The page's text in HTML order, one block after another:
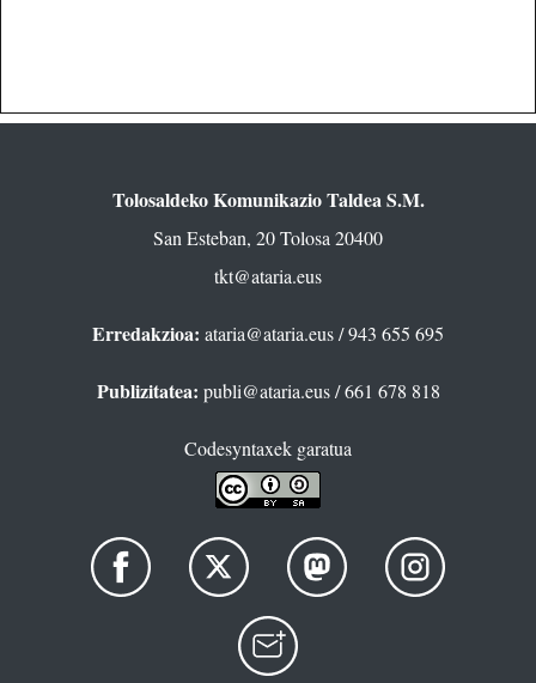
Tolosaldeko Komunikazio Taldea S.M.
San Esteban, 20 Tolosa 20400
tkt@ataria.eus
Erredakzioa: ataria@ataria.eus/ 943 655 695
Publizitatea: publi@ataria.eus/ 661 678 818
Codesyntaxek garatua